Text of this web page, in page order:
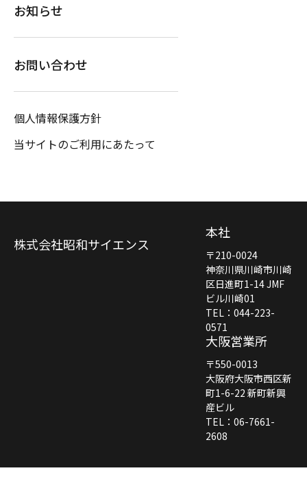
お知らせ
お問い合わせ
個人情報保護方針
当サイトのご利用にあたって
株式会社昭和サイエンス
本社
〒210-0024
神奈川県川崎市川崎
区日進町1-14 JMF
ビル川崎01
TEL：044-223-
0571
大阪営業所
〒550-0013
大阪府大阪市西区新
町1-6-22 新町新興
産ビル
TEL：06-7661-
2608